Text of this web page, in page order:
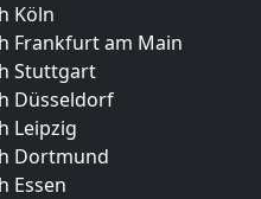
Köln
Frankfurt am Main
Stuttgart
Düsseldorf
Leipzig
Dortmund
Essen